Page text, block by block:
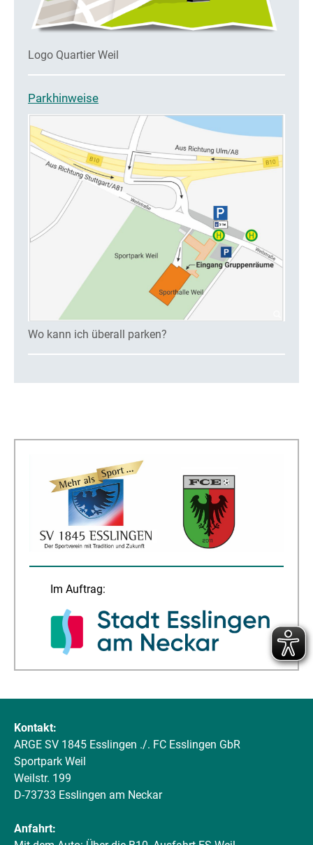
Logo Quartier Weil
Parkhinweise
Wo kann ich überall parken?
Im Auftrag:
Kontakt:
ARGE SV 1845 Esslingen ./. FC Esslingen GbR
Sportpark Weil
Weilstr. 199
D-73733 Esslingen am Neckar
Anfahrt: